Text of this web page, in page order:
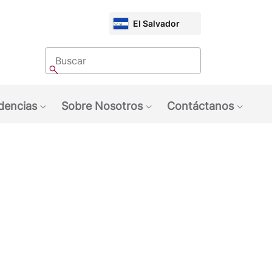
CHOOSE
MARKET
El Salvador
Buscar
Buscar
Sobre Nosotros
Contáctanos